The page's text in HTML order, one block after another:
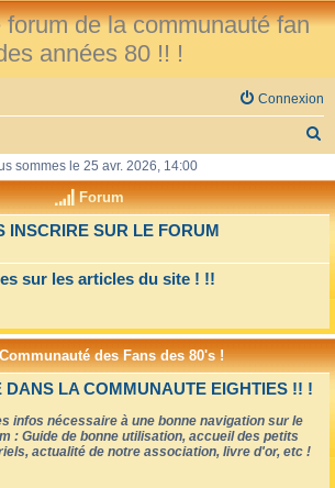
de la communauté fan
années 80 !! !
Connexion
h
h
e
sommes le 25 avr. 2026, 14:00
Forum
INSCRIRE SUR LE FORUM
sur les articles du site ! !!
des Fans des 80's !
DANS LA COMMUNAUTE EIGHTIES !! !
infos nécessaire à une bonne navigation sur le
: Guide de bonne utilisation, accueil des petits
actualité de notre association, livre d'or, etc !